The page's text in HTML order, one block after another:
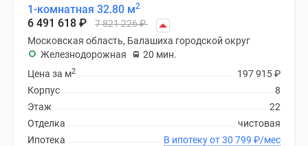
1-комнатная 32.80 м2
6 491 618 ₽ 7 821 226₽
Московская область, Балашиха городской округ
Железнодорожная
20 мин.
197 915₽
Цена за м2
8
Корпус
22
Этаж
чистовая
Отделка
В ипотеку от 30 799 ₽/мес
Ипотека